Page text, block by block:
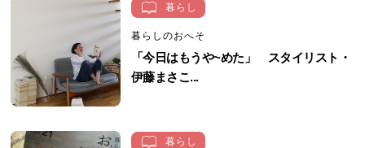
暮らし
暮らしのおへそ
「今日はもうや~めた」 スタイリスト・
伊藤まさこ...
暮らし